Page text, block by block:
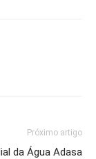
Próximo artigo
da Água Adasa